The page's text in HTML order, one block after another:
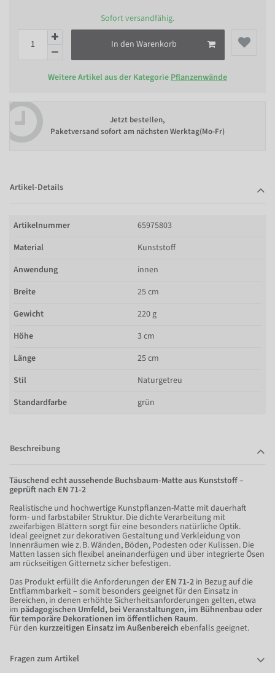
Sofort versandfähig.
In den Warenkorb
Weitere Artikel aus der Kategorie Pflanzenwände
Jetzt bestellen,
Paketversand sofort am nächsten Werktag(Mo-Fr)
Artikel-Details
Artikelnummer
65975803
Material
Kunststoff
Anwendung
innen
Breite
25 cm
Gewicht
220 g
Höhe
3 cm
Länge
25 cm
Stil
Naturgetreu
Standardfarbe
grün
Beschreibung
Täuschend echt aussehende Buchsbaum-Matte aus Kunststoff –
geprüft nach EN 71-2
Realistische und hochwertige Kunstpflanzen-Matte mit dauerhaft
form- und farbstabiler Struktur. Die dichte Verarbeitung mit
zweifarbigen Blättern sorgt für eine besonders natürliche Optik.
Ideal geeignet zur dekorativen Gestaltung und Verkleidung von
Innenräumen wie z. B. Wänden, Böden, Podesten oder Kulissen. Die
Matten lassen sich flexibel aneinanderfügen und über integrierte Ösen
am rückseitigen Gitternetz sicher befestigen.
Das Produkt erfüllt die Anforderungen der EN 71-2 in Bezug auf die
Entflammbarkeit – somit besonders geeignet für den Einsatz in
Bereichen, in denen erhöhte Sicherheitsanforderungen gelten, etwa
im pädagogischen Umfeld, bei Veranstaltungen, im Bühnenbau oder
für temporäre Dekorationen im öffentlichen Raum.
Für den kurzzeitigen Einsatz im Außenbereich ebenfalls geeignet.
Fragen zum Artikel